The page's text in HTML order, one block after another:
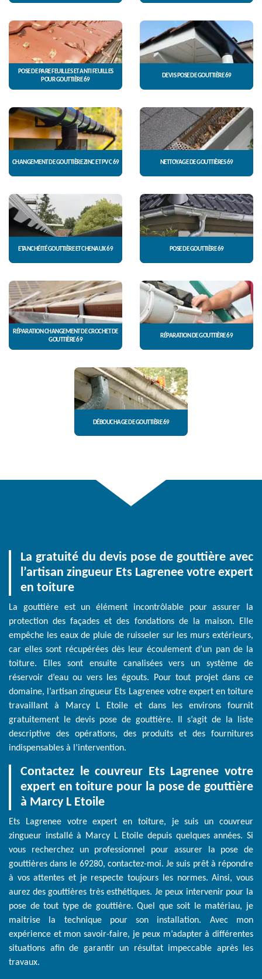
POSE DE PARE FEUILLES ET ANTI FEUILLES
POUR GOUTTIÈRE 69
DEVIS POSE DE GOUTTIÈRE 69
CHANGEMENT DE GOUTTIÈRE ZINC ET PVC 69 NETTOYAGE DE GOUTTIÈRES 69
ETANCHÉITÉ GOUTTIÈRE ET CHENAUX 69 POSE DE GOUTTIÈRE 69
RÉPARATION CHANGEMENT DE CROCHET DE
GOUTTIÈRE 69
RÉPARATION DE GOUTTIÈRE 69
DÉBOUCHAGE DE GOUTTIÈRE 69
La gratuité du devis pose de gouttière avec
l’artisan zingueur Ets Lagrenee votre expert
en toiture
La gouttière est un élément incontrôlable pour assurer la
protection des façades et des fondations de la maison. Elle
empêche les eaux de pluie de ruisseler sur les murs extérieurs,
car elles sont récupérées dès leur écoulement d’un pan de la
toiture. Elles sont ensuite canalisées vers un système de
réservoir d’eau ou vers les égouts. Pour tout projet dans ce
domaine, l’artisan zingueur Ets Lagrenee votre expert en toiture
travaillant à Marcy L Etoile et dans les environs fournit
gratuitement le devis pose de gouttière. Il s’agit de la liste
descriptive des opérations, des produits et des fournitures
indispensables à l’intervention.
Contactez le couvreur Ets Lagrenee votre
expert en toiture pour la pose de gouttière
à Marcy L Etoile
Ets Lagrenee votre expert en toiture, je suis un couvreur
zingueur installé à Marcy L Etoile depuis quelques années. Si
vous recherchez un professionnel pour assurer la pose de
gouttières dans le 69280, contactez-moi. Je suis prêt à répondre
à vos attentes et je respecte toujours les normes. Ainsi, vous
aurez des gouttières très esthétiques. Je peux intervenir pour la
pose de tout type de gouttière. Quel que soit le matériau, je
maitrise la technique pour son installation. Avec mon
expérience et mon savoir-faire, je peux m’adapter à différentes
situations afin de garantir un résultat impeccable après les
travaux.